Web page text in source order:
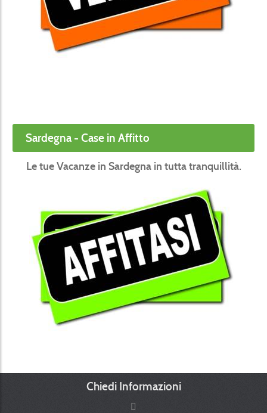
Sardegna - Case in Affitto
Le tue Vacanze in Sardegna in tutta tranquillità.
Chiedi Informazioni